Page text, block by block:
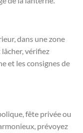
dans une zone
vérifiez
et les consignes de
fête privée ou
prévoyez